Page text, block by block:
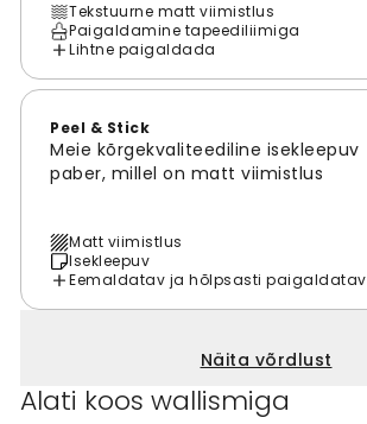
Tekstuurne matt viimistlus
Paigaldamine tapeediliimiga
Lihtne paigaldada
Peel & Stick
Meie kõrgekvaliteediline isekleepuv
paber, millel on matt viimistlus
Matt viimistlus
Isekleepuv
Eemaldatav ja hõlpsasti paigaldatav
Näita võrdlust
Alati koos wallismiga